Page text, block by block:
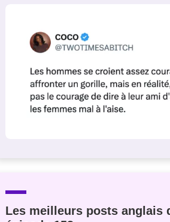
Les meilleurs posts anglais